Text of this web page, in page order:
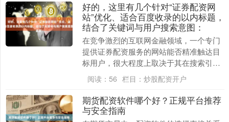
好的，这里有几个针对“证券配资网
站”优化、适合百度收录的以内标题，
结合了关键词与用户搜索意图：
在竞争激烈的互联网金融领域，一个专门
提供证券配资服务的网站能否精准触达目
标用户，很大程度上取决于其在搜索引擎
中的表现。百度作为国内主要的流量入
口，其收录规则与排....
阅读： 56 栏目： 炒股配资开户
期货配资软件哪个好？正规平台推荐
与安全指南